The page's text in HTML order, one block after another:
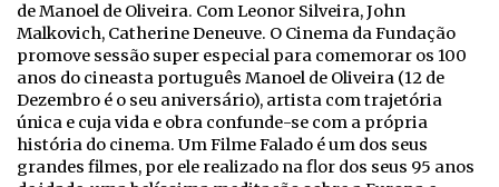
de Manoel de Oliveira. Com Leonor Silveira, John
Malkovich, Catherine Deneuve. O Cinema da Fundação
promove sessão super especial para comemorar os 100
anos do cineasta português Manoel de Oliveira (12 de
Dezembro é o seu aniversário), artista com trajetória
única e cuja vida e obra confunde-se com a própria
história do cinema. Um Filme Falado é um dos seus
grandes filmes, por ele realizado na flor dos seus 95 anos